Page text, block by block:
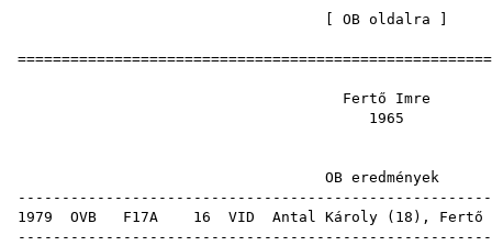
OB oldalra
Fertő
OB
1979 OVB F17A 16 VID Antal Károly ( 18 ), Fertő